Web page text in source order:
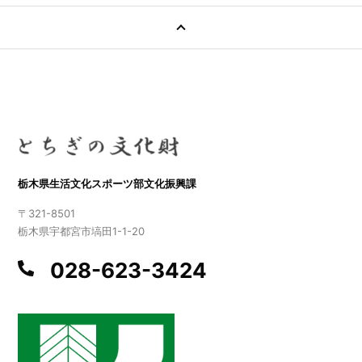
栃木県生活文化スポーツ部文化振興課
〒321-8501
栃木県宇都宮市塙田1-1-20
028-623-3424